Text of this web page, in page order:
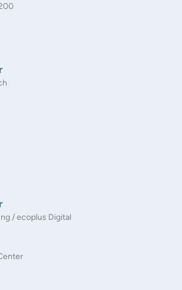
/ ecoplus Digital